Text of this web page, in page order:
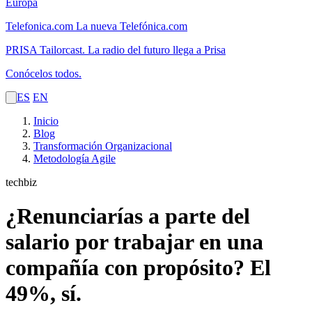
Telefonica.com La nueva Telefónica.com
PRISA Tailorcast. La radio del futuro llega a Prisa
Conócelos todos.
ES EN
Inicio
Blog
Transformación Organizacional
Metodología Agile
techbiz
¿Renunciarías a parte del
salario por trabajar en una
compañía con propósito? El
49%, sí.